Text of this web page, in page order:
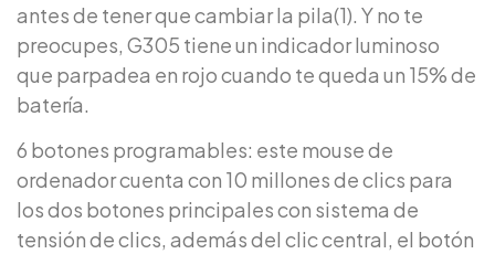
antes de tener que cambiar la pila(1). Y no te
preocupes, G305 tiene un indicador luminoso
que parpadea en rojo cuando te queda un 15% de
batería.
6 botones programables: este mouse de
ordenador cuenta con 10 millones de clics para
los dos botones principales con sistema de
tensión de clics, además del clic central, el botón